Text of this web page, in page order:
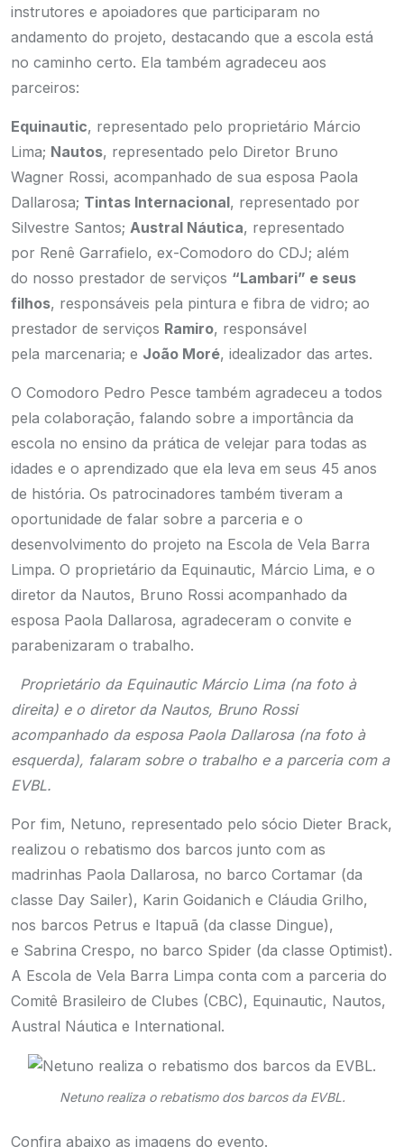
instrutores e apoiadores que participaram no
andamento do projeto, destacando que a escola está
no caminho certo. Ela também agradeceu aos
parceiros:
Equinautic, representado pelo proprietário Márcio
Lima; Nautos, representado pelo Diretor Bruno
Wagner Rossi, acompanhado de sua esposa Paola
Dallarosa; Tintas Internacional, representado por
Silvestre Santos; Austral Náutica, representado
por Renê Garrafielo, ex-Comodoro do CDJ; além
do nosso prestador de serviços “Lambari” e seus
filhos, responsáveis pela pintura e fibra de vidro; ao
prestador de serviços Ramiro, responsável
pela marcenaria; e João Moré, idealizador das artes.
O Comodoro Pedro Pesce também agradeceu a todos
pela colaboração, falando sobre a importância da
escola no ensino da prática de velejar para todas as
idades e o aprendizado que ela leva em seus 45 anos
de história. Os patrocinadores também tiveram a
oportunidade de falar sobre a parceria e o
desenvolvimento do projeto na Escola de Vela Barra
Limpa. O proprietário da Equinautic, Márcio Lima, e o
diretor da Nautos, Bruno Rossi acompanhado da
esposa Paola Dallarosa, agradeceram o convite e
parabenizaram o trabalho.
Proprietário da Equinautic Márcio Lima (na foto à
direita) e o diretor da Nautos, Bruno Rossi
acompanhado da esposa Paola Dallarosa (na foto à
esquerda), falaram sobre o trabalho e a parceria com a
EVBL.
Por fim, Netuno, representado pelo sócio Dieter Brack,
realizou o rebatismo dos barcos junto com as
madrinhas Paola Dallarosa, no barco Cortamar (da
classe Day Sailer), Karin Goidanich e Cláudia Grilho,
nos barcos Petrus e Itapuã (da classe Dingue),
e Sabrina Crespo, no barco Spider (da classe Optimist).
A Escola de Vela Barra Limpa conta com a parceria do
Comitê Brasileiro de Clubes (CBC), Equinautic, Nautos,
Austral Náutica e International.
Netuno realiza o rebatismo dos barcos da EVBL.
Confira abaixo as imagens do evento.